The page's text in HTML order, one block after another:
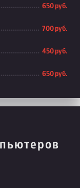
650 руб.
700 руб.
450 руб.
650 руб.